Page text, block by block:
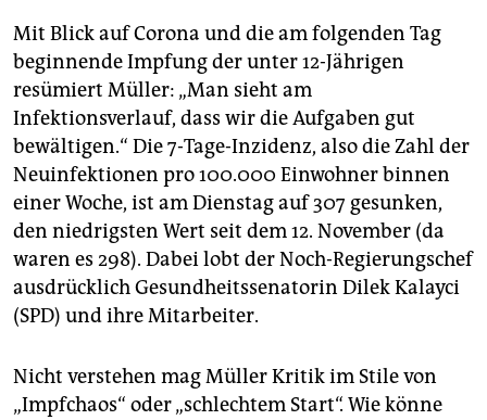
Mit Blick auf Corona und die am folgenden Tag
beginnende Impfung der unter 12-Jährigen
resümiert Müller: „Man sieht am
Infektionsverlauf, dass wir die Aufgaben gut
bewältigen.“ Die 7-Tage-Inzidenz, also die Zahl der
Neuinfektionen pro 100.000 Einwohner binnen
einer Woche, ist am Dienstag auf 307 gesunken,
den niedrigsten Wert seit dem 12. November (da
waren es 298). Dabei lobt der Noch-Regierungschef
ausdrücklich Gesundheitssenatorin Dilek Kalayci
(SPD) und ihre Mitarbeiter.
Nicht verstehen mag Müller Kritik im Stile von
„Impfchaos“ oder „schlechtem Start“. Wie könne